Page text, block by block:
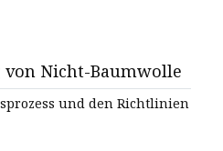
Nicht-Baumwolle
und den Richtlinien